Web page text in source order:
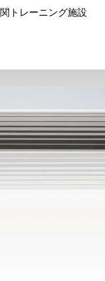
トレーニング施設